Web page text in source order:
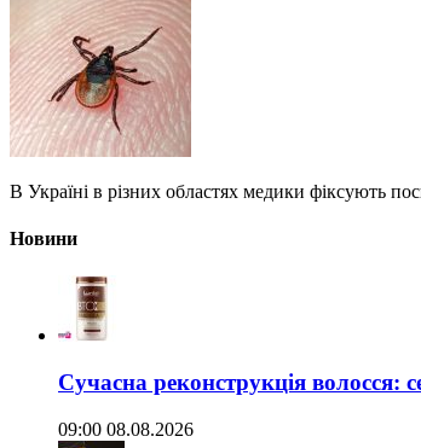
В Україні в різних областях медики фіксують
Новини
Сучасна реконструкція волосся:
09:00 08.08.2026